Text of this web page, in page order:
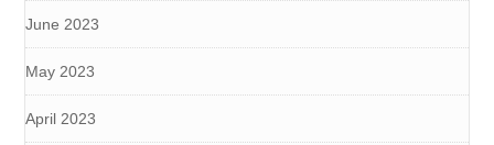
June 2023
May 2023
April 2023